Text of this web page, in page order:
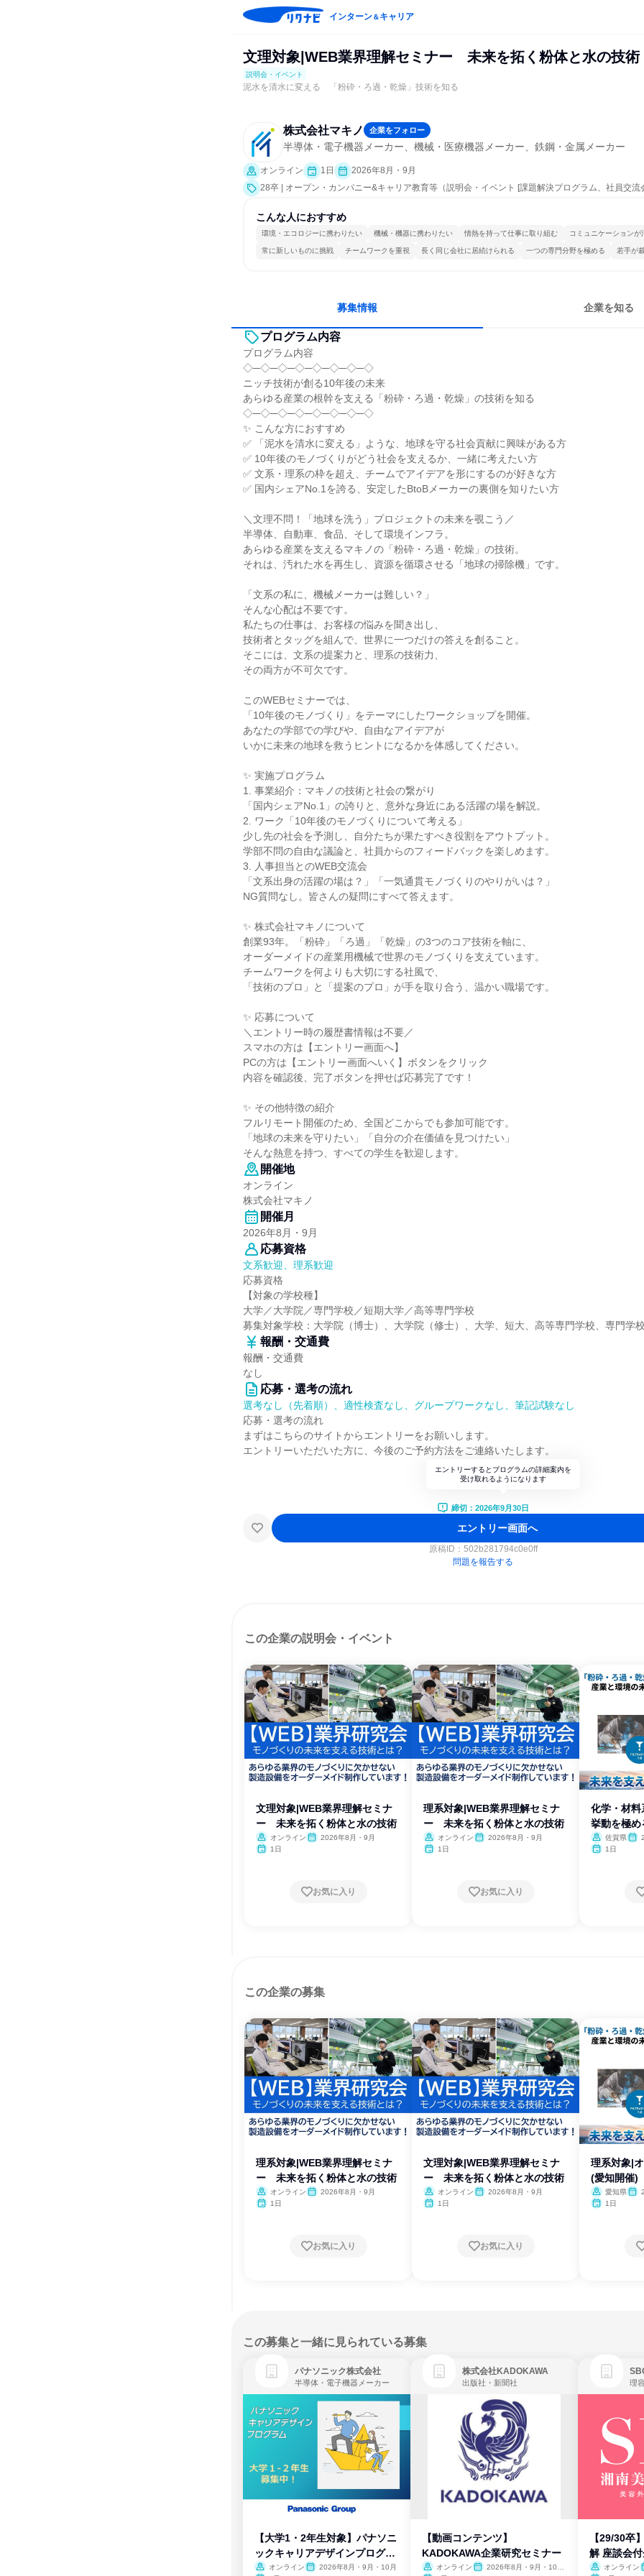
インターン＆キャリア
文理対象|WEB業界理解セミナー 未来を拓く粉体と水の技術
説明会・イベント
泥水を清水に変える 「粉砕・ろ過・乾燥」技術を知る
株式会社マキノ 企業をフォロー
半導体・電子機器メーカー、機械・医療機器メーカー、鉄鋼・金属メーカー
オンライン 1日
2026年8月・9月
28卒 | オープン・カンパニー&キャリア教育等（説明会・イベント [課題解決プログラム、社員交流
こんな人におすすめ
環境・エコロジーに携わりたい 機械・機器に携わりたい 情熱を持って仕事に取り組む コミュニケーションが
常に新しいものに挑戦 チームワークを重視 長く同じ会社に居続けられる 一つの専門分野を極める 若手が
募集情報 企業を知る
プログラム内容
プログラム内容
◇─◇─◇─◇─◇─◇─◇─◇
ニッチ技術が創る10年後の未来
あらゆる産業の根幹を支える「粉砕・ろ過・乾燥」の技術を知る
◇─◇─◇─◇─◇─◇─◇─◇
✨ こんな方におすすめ
✅ 「泥水を清水に変える」ような、地球を守る社会貢献に興味がある方
✅ 10年後のモノづくりがどう社会を支えるか、一緒に考えたい方
✅ 文系・理系の枠を超え、チームでアイデアを形にするのが好きな方
✅ 国内シェアNo.1を誇る、安定したBtoBメーカーの裏側を知りたい方
＼文理不問！「地球を洗う」プロジェクトの未来を覗こう／
半導体、自動車、食品、そして環境インフラ。
あらゆる産業を支えるマキノの「粉砕・ろ過・乾燥」の技術。
それは、汚れた水を再生し、資源を循環させる「地球の掃除機」です。
「文系の私に、機械メーカーは難しい？」
そんな心配は不要です。
私たちの仕事は、お客様の悩みを聞き出し、
技術者とタッグを組んで、世界に一つだけの答えを創ること。
そこには、文系の提案力と、理系の技術力、
その両方が不可欠です。
このWEBセミナーでは、
「10年後のモノづくり」をテーマにしたワークショップを開催。
あなたの学部での学びや、自由なアイデアが
いかに未来の地球を救うヒントになるかを体感してください。
✨ 実施プログラム
1. 事業紹介：マキノの技術と社会の繋がり
「国内シェアNo.1」の誇りと、意外な身近にある活躍の場を解説。
2. ワーク「10年後のモノづくりについて考える」
少し先の社会を予測し、自分たちが果たすべき役割をアウトプット。
学部不問の自由な議論と、社員からのフィードバックを楽しめます。
3. 人事担当とのWEB交流会
「文系出身の活躍の場は？」「一気通貫モノづくりのやりがいは？」
NG質問なし。皆さんの疑問にすべて答えます。
✨ 株式会社マキノについて
創業93年。「粉砕」「ろ過」「乾燥」の3つのコア技術を軸に、
オーダーメイドの産業用機械で世界のモノづくりを支えています。
チームワークを何よりも大切にする社風で、
「技術のプロ」と「提案のプロ」が手を取り合う、温かい職場です。
✨ 応募について
＼エントリー時の履歴書情報は不要／
スマホの方は【エントリー画面へ】
PCの方は【エントリー画面へいく】ボタンをクリック
内容を確認後、完了ボタンを押せば応募完了です！
✨ その他特徴の紹介
フルリモート開催のため、全国どこからでも参加可能です。
「地球の未来を守りたい」「自分の介在価値を見つけたい」
そんな熱意を持つ、すべての学生を歓迎します。
開催地
オンライン
株式会社マキノ
開催月
2026年8月・9月
応募資格
文系歓迎、理系歓迎
応募資格
【対象の学校種】
大学／大学院／専門学校／短期大学／高等専門学校
募集対象学校：大学院（博士）、大学院（修士）、大学、短大、高等専門学校、専門学
報酬・交通費
報酬・交通費
なし
応募・選考の流れ
選考なし（先着順）、適性検査なし、グループワークなし、筆記試験なし
応募・選考の流れ
まずはこちらのサイトからエントリーをお願いします。
エントリーいただいた方に、今後のご予約方法をご連絡いたします。
エントリーするとプログラムの詳細案内を
受け取れるようになります
締切：2026年9月30日
エントリー画面へ
原稿ID： 502b281794c0e0ff
問題を報告する
この企業の説明会・イベント
文理対象|WEB業界理解セミナ
ー 未来を拓く粉体と水の技術
オンライン
2026年8月・9月
1日
お気に入り
理系対象|WEB業界理解セミナ
ー 未来を拓く粉体と水の技術
オンライン
2026年8月・9月
1日
お気に入り
化学・材
挙動を極
佐賀県
1日
この企業の募集
理系対象|WEB業界理解セミナ
ー 未来を拓く粉体と水の技術
オンライン
2026年8月・9月
1日
お気に入り
文理対象|WEB業界理解セミナ
ー 未来を拓く粉体と水の技術
オンライン
2026年8月・9月
1日
お気に入り
理系対象|
(愛知開催)
愛知県
1日
この募集と一緒に見られている募集
パナソニック株式会社
半導体・電子機器メーカー
【大学1・2年生対象】パナソニ
ックキャリアデザインプログラ
ム
オンライン
2026年8月・9月・10月
株式会社KADOKAWA
出版社・新聞社
【動画コンテンツ】
KADOKAWA企業研究セミナー
オンライン
2026年8月・9月・10
【29/30卒
解 座談会
オンライン